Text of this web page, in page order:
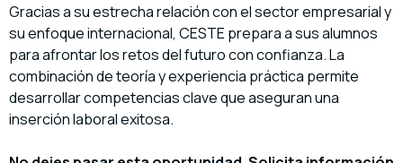
Gracias a su estrecha relación con el sector empresarial y
su enfoque internacional, CESTE prepara a sus alumnos
para afrontar los retos del futuro con confianza. La
combinación de teoría y experiencia práctica permite
desarrollar competencias clave que aseguran una
inserción laboral exitosa.